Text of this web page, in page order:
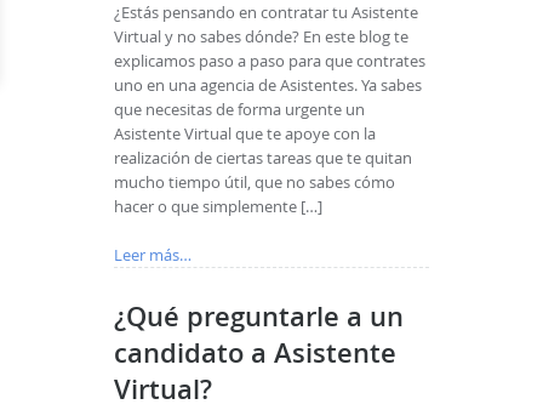
¿Estás pensando en contratar tu Asistente
Virtual y no sabes dónde? En este blog te
explicamos paso a paso para que contrates
uno en una agencia de Asistentes. Ya sabes
que necesitas de forma urgente un
Asistente Virtual que te apoye con la
realización de ciertas tareas que te quitan
mucho tiempo útil, que no sabes cómo
hacer o que simplemente […]
Leer más…
¿Qué preguntarle a un
candidato a Asistente
Virtual?